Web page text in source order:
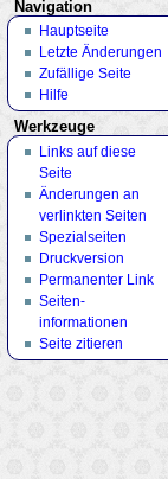
Navigation
Hauptseite
Letzte Änderungen
Zufällige Seite
Hilfe
Werkzeuge
Links auf diese
Seite
Änderungen an
verlinkten Seiten
Spezialseiten
Druckversion
Permanenter Link
Seiten­
informationen
Seite zitieren